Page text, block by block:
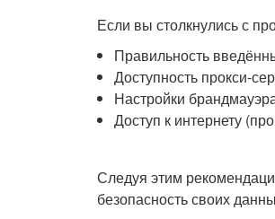
Если вы столкнулись с
Правильность
Доступность прокси-
Настройки
Доступ к интернету
Следуя этим
безопасность своих